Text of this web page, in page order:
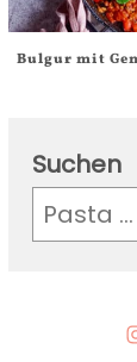
Bulgur mit
Suchen